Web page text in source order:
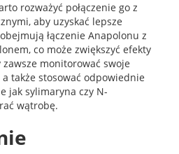
rozważyć połączenie go z
aby uzyskać lepsze
łączenie Anapolonu z
co może zwiększyć efekty
monitorować swoje
także stosować odpowiednie
jak sylimaryna czy N-
wątrobę.